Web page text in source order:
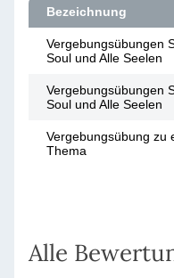
Bezeichnung
Vergebungsübungen
Soul und Alle Seelen
Vergebungsübungen
Soul und Alle Seelen
Vergebungsübung zu
Thema
Alle